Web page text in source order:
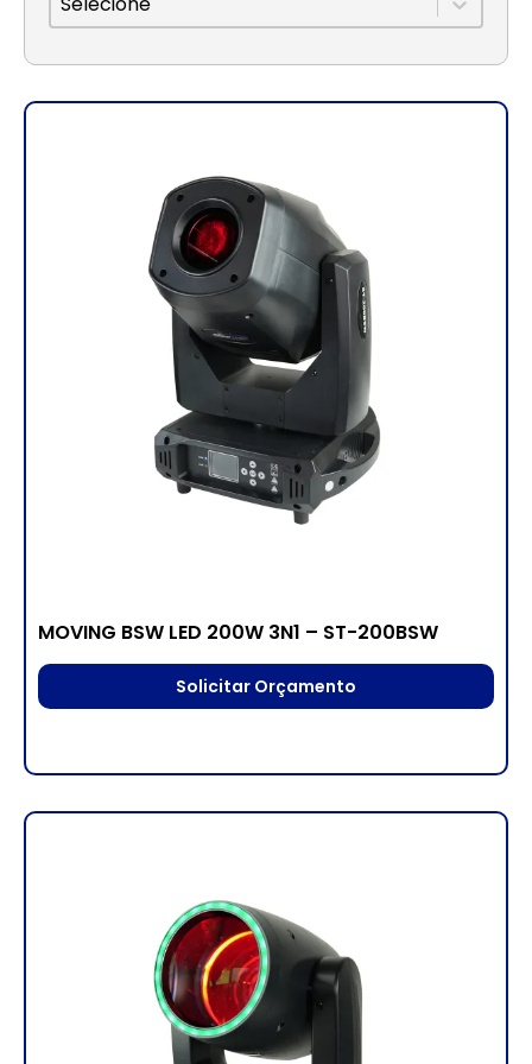
MOVING BSW LED 200W 3N1 – ST-200BSW
Solicitar Orçamento